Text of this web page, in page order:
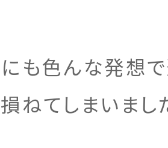
も色んな発想
ねてしまいました